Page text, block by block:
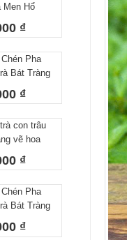
Men Hổ
Làm Quà
₫
Pha
Bát Tràng
Minh
₫
con trâu
vẽ hoa
₫
Pha
Bát Tràng
Vẽ Tay
Men
₫